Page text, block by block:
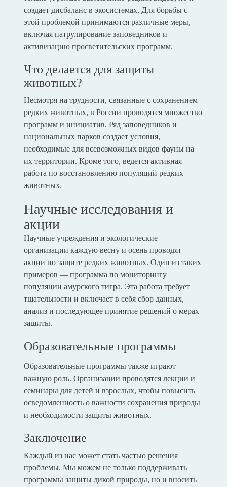
создает дисбаланс в экосистемах. Для борьбы с
этой проблемой принимаются различные меры,
включая патрулирование заповедников и
активизацию просветительских программ.
Что делается для защиты
животных?
Несмотря на трудности, связанные с сохранением
редких животных, в России проводятся множество
программ и инициатив. Ряд заповедников и
национальных парков создает условия,
необходимые для всевозможных видов фауны на
их территории. Кроме того, ведется активная
работа по восстановлению популяций редких
животных.
Научные исследования и
акции
Научные учреждения и экологические
организации каждую весну и осень проводят
акции по защите редких животных. Один из таких
примеров — программа по мониторингу
популяции амурского тигра. Эта работа требует
тщательности и включает в себя сбор данных,
анализ и последующее принятие решений о мерах
защиты.
Образовательные программы
Образовательные программы также играют
важную роль. Организации проводятся лекции и
семинары для детей и взрослых, чтобы повысить
осведомленность о важности сохранения природы
и необходимости защиты животных.
Заключение
Каждый из нас может стать частью решения
проблемы. Мы можем не только поддерживать
программы защиты дикой природы, но и вносить